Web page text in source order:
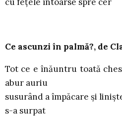
Ce ascunzi în palmă?, de
Tot ce e înăuntru toată
abur auriu
susurând a împăcare şi
s-a surpat